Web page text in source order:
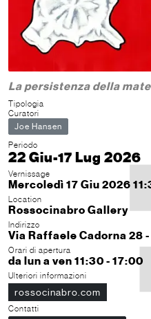
La persistenza della
Tipologia
Curatori
Joe Hansen
Periodo
22 Giu-17 Lug 2026
Vernissage
Mercoledì 17 Giu 2026
Location
Rossocinabro Gallery
Indirizzo
Via Raffaele Cadorna 28
Orari di apertura
da lun a ven 11:30 - 17:00
Ulteriori informazioni
rossocinabro.com
Contatti